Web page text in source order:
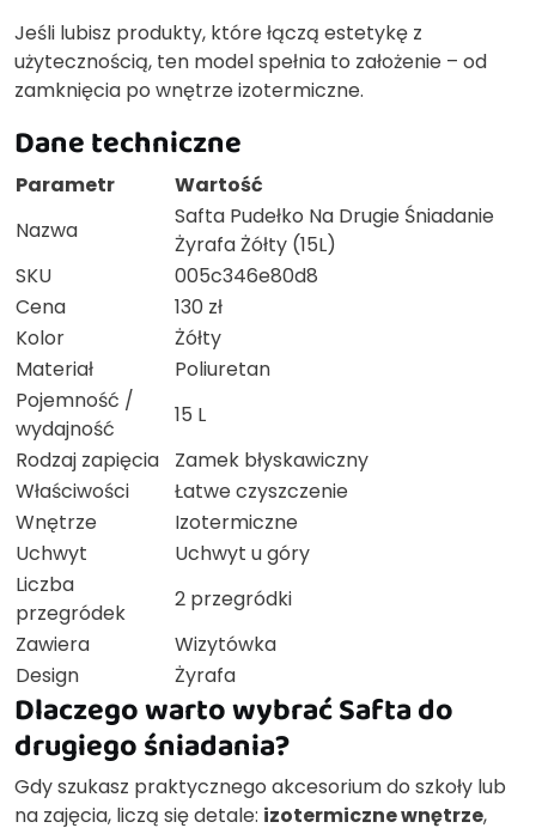
Jeśli lubisz produkty, które łączą estetykę z
użytecznością, ten model spełnia to założenie – od
zamknięcia po wnętrze izotermiczne.
Dane techniczne
Parametr
Wartość
Nazwa
Safta Pudełko Na Drugie Śniadanie
Żyrafa Żółty (15L)
SKU
005c346e80d8
Cena
130 zł
Kolor
Żółty
Materiał
Poliuretan
Pojemność /
wydajność
15 L
Rodzaj zapięcia
Zamek błyskawiczny
Właściwości
Łatwe czyszczenie
Wnętrze
Izotermiczne
Uchwyt
Uchwyt u góry
Liczba
przegródek
2 przegródki
Zawiera
Wizytówka
Design
Żyrafa
Dlaczego warto wybrać Safta do
drugiego śniadania?
Gdy szukasz praktycznego akcesorium do szkoły lub
na zajęcia, liczą się detale: izotermiczne wnętrze,